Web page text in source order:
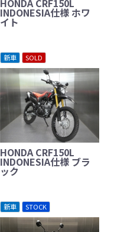
INDONESIA仕様 ホワ
イト
新車 SOLD
HONDA CRF150L
INDONESIA仕様 ブラ
ック
新車 STOCK